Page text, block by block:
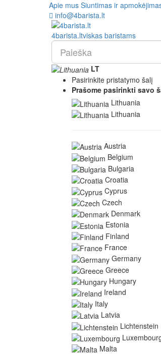
Apie mus Siuntimas ir
info@4barista.lt
4barista.ltviskas baristams
LT
Pasirinkite pristatymo šalį
Prašome pasirinkti savo
Lithuania
Lithuania
Austria
Belgium
Bulgaria
Croatia
Cyprus
Czech
Denmark
Estonia
Finland
France
Germany
Greece
Hungary
Ireland
Italy
Latvia
Lichtenstein
Malta